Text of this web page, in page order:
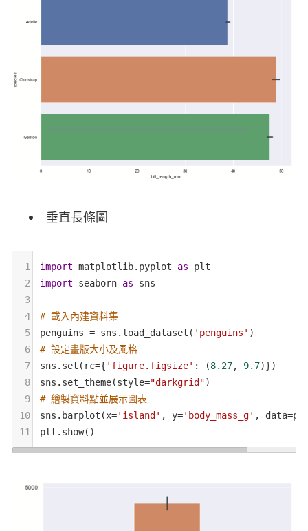
垂直長條圖
1 import matplotlib. pyplot as
plt
2
import seaborn as
sns
3
4
# 載入內建資料集
5
penguins = sns . load_dataset ( 'penguins' )
6
# 設定畫版大小及風格
7
sns . set ( rc={ 'figure.figsize' : (8.27, 9.7)})
8
sns . set_theme(style="darkgrid")
9
# 繪製資料點並展示圖表
10
sns . barplot (x='island' , y='body_mass_g' , data=
11
plt . show()